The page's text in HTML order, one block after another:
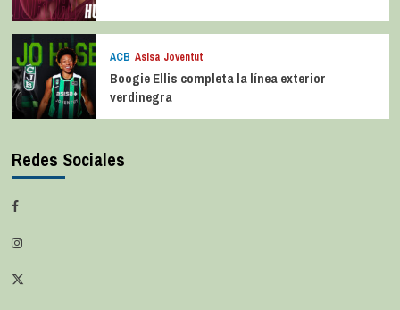
ACB Asisa Joventut
Boogie Ellis completa la línea exterior
verdinegra
Redes Sociales